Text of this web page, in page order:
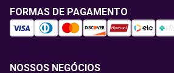
FORMAS DE PAGAMENTO
NOSSOS NEGÓCIOS